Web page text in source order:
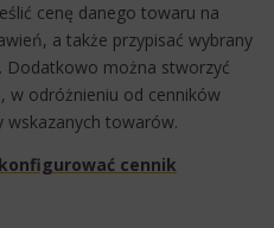
cenę danego towaru na
a także przypisać wybrany
Dodatkowo można stworzyć
w odróżnieniu od cenników
wskazanych towarów.
cennik